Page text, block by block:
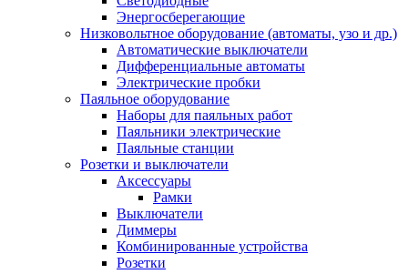
Энергосберегающие
Низковольтное оборудование (автоматы, узо и др.)
Автоматические выключатели
Дифференциальные автоматы
Электрические пробки
Паяльное оборудование
Наборы для паяльных работ
Паяльники электрические
Паяльные станции
Розетки и выключатели
Аксессуары
Рамки
Выключатели
Диммеры
Комбинированные устройства
Розетки